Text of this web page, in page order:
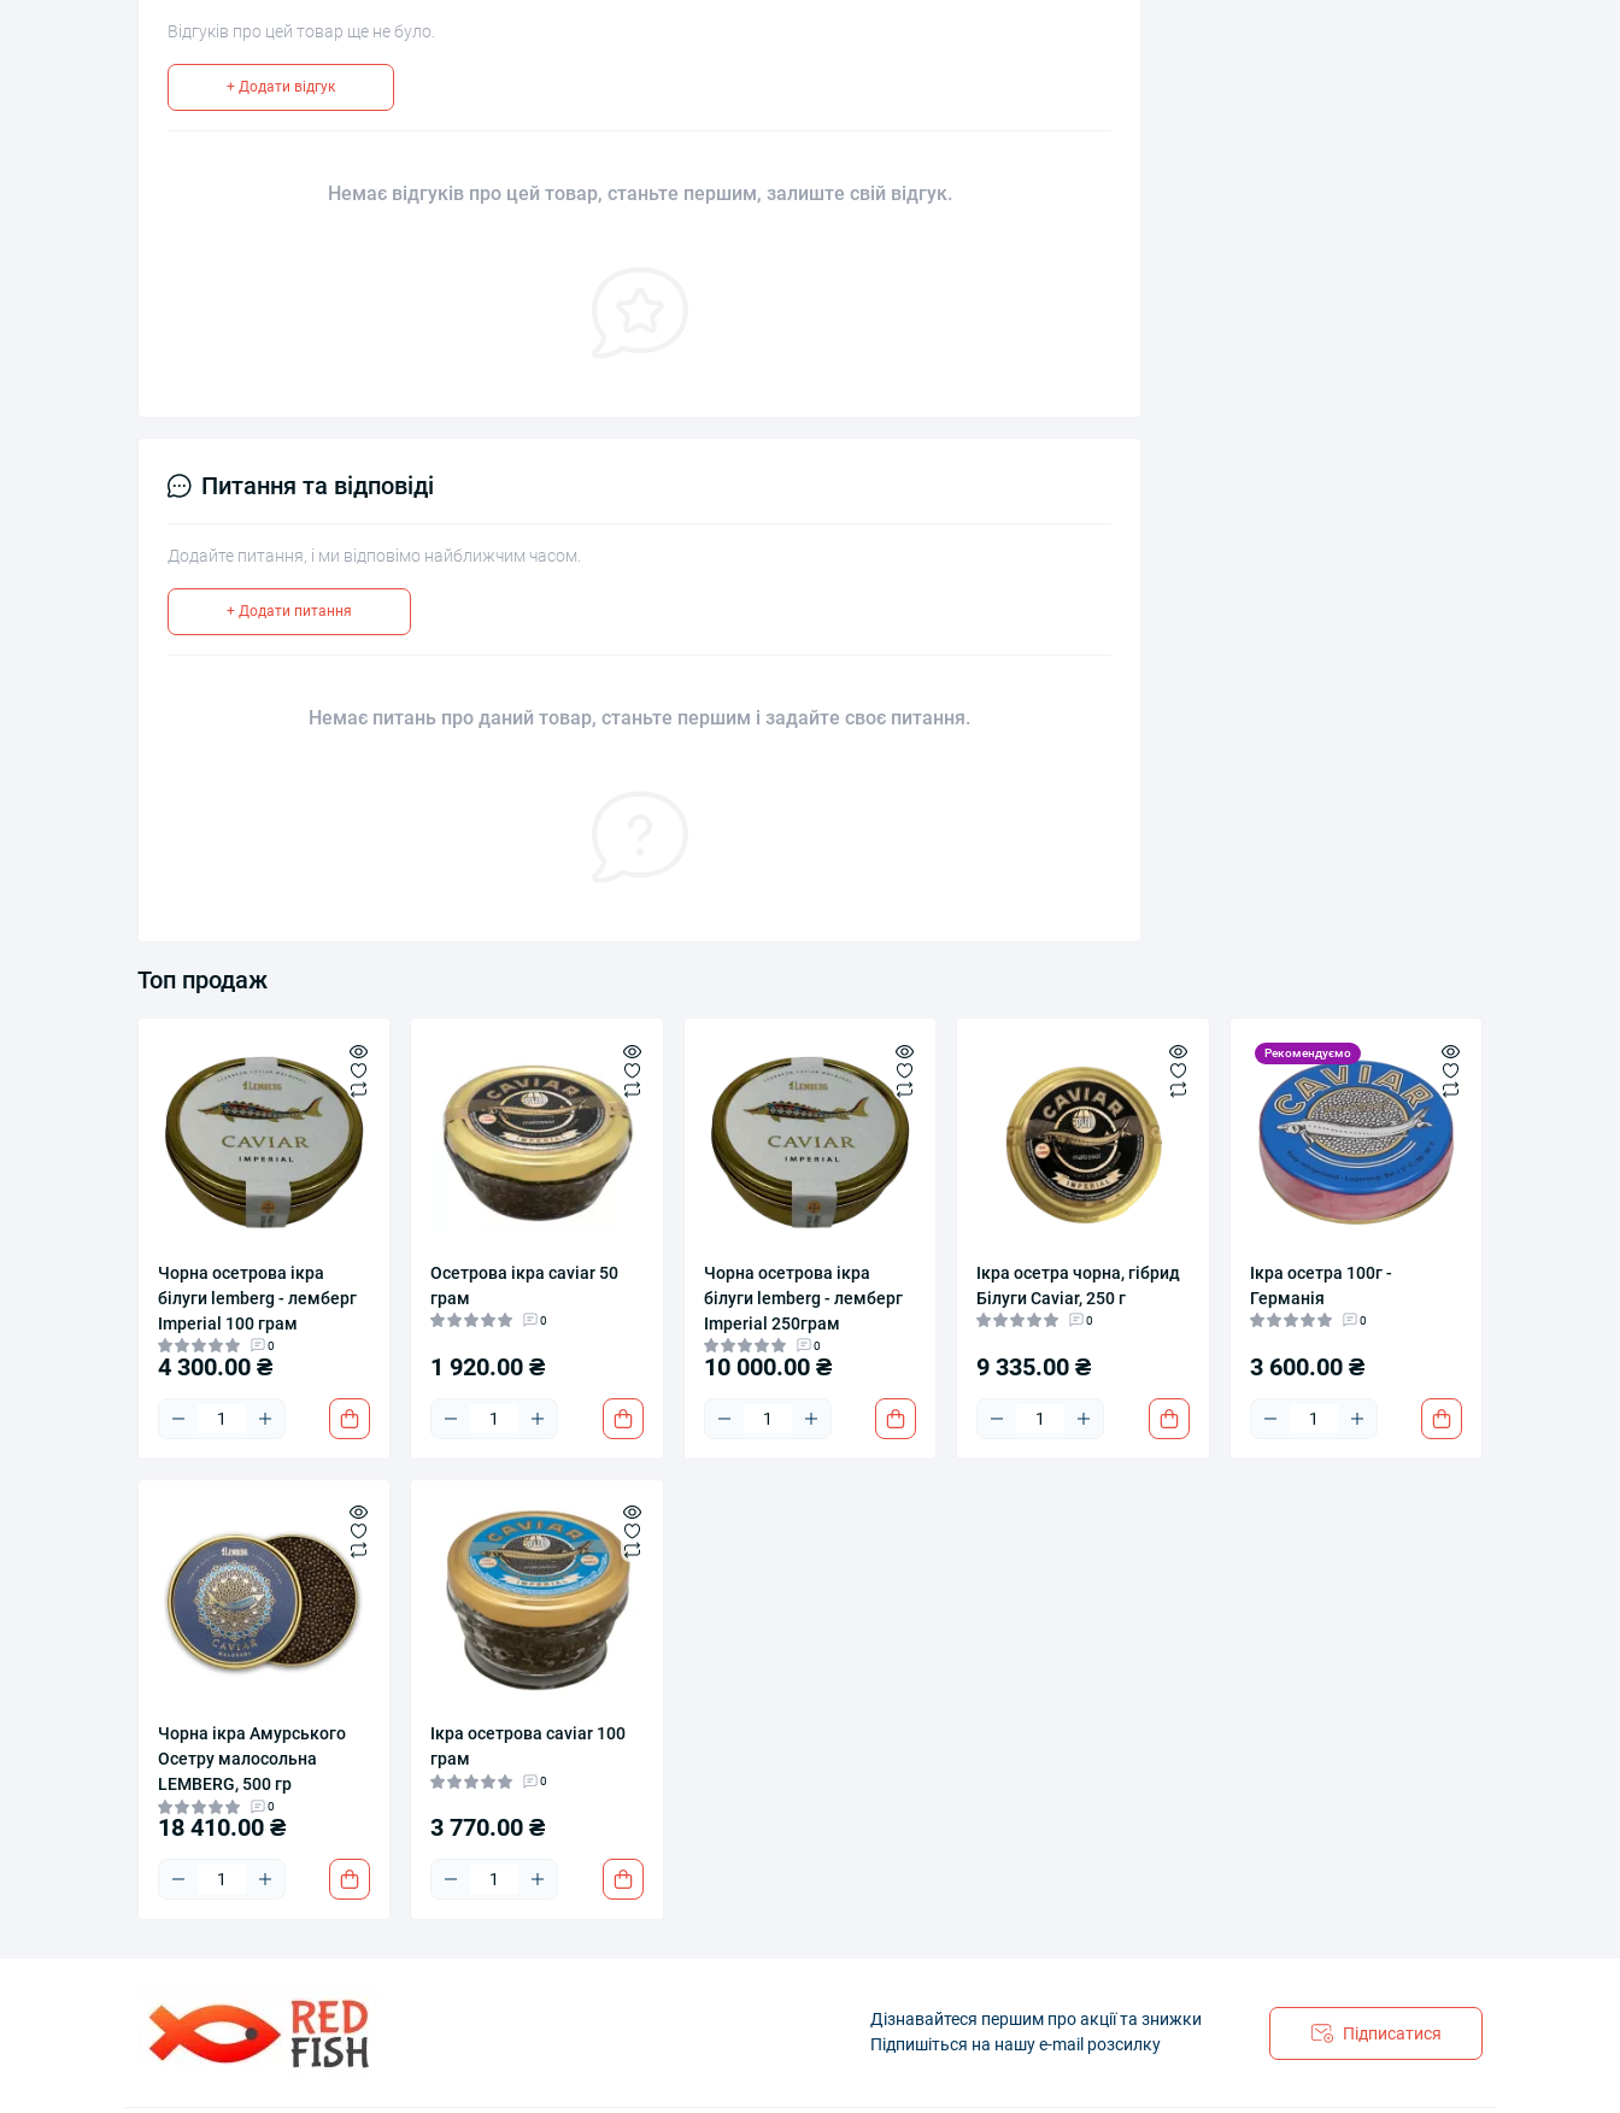
Відгуків про цей товар ще не було.
+ Додати відгук
Немає відгуків про цей товар, станьте першим, залиште свій відгук.
Питання та відповіді
Додайте питання, і ми відповімо найближчим часом.
+ Додати питання
Немає питань про даний товар, станьте першим і задайте своє питання.
Топ продаж
Чорна осетрова ікра
білуги lemberg - лемберг
Imperial 100 грам
0
4 300.00 ₴
Осетрова ікра caviar 50
грам
0
1 920.00 ₴
Чорна осетрова ікра
білуги lemberg - лемберг
Imperial 250грам
0
10 000.00 ₴
Ікра осетра чорна, гібрид
Білуги Caviar, 250 г
0
9 335.00 ₴
Рекомендуємо
Ікра осетра 100г -
Германія
0
3 600.00 ₴
Чорна ікра Амурського
Осетру малосольна
LEMBERG, 500 гр
0
18 410.00 ₴
Ікра осетрова caviar 100
грам
0
3 770.00 ₴
Дізнавайтеся першим про акції та знижки
Підпишіться на нашу e-mail розсилку
Підписатися